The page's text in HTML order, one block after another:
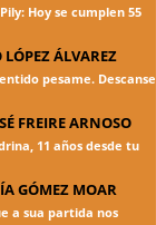
Hoy se cumplen 55
ÁLVAREZ
pesame. Descanse
FREIRE ARNOSO
11 años desde tu
GÓMEZ MOAR
a sua partida nos